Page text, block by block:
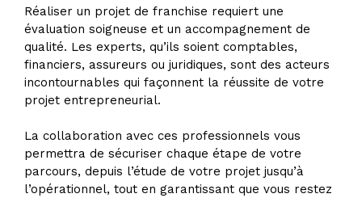
Réaliser un projet de franchise requiert une
évaluation soigneuse et un accompagnement de
qualité. Les experts, qu’ils soient comptables,
financiers, assureurs ou juridiques, sont des acteurs
incontournables qui façonnent la réussite de votre
projet entrepreneurial.
La collaboration avec ces professionnels vous
permettra de sécuriser chaque étape de votre
parcours, depuis l’étude de votre projet jusqu’à
l’opérationnel, tout en garantissant que vous restez